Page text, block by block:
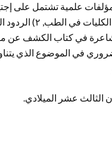
كما يصنف محمد عابد الجابري مؤلفات إبن رشد في سبعة أصناف: ١) مؤلفات علمية
في مجالات مختلفة كالفقه في كتاب بداية المجتهد ونهاية المقتصد و
في كتاب الكشف عن
الضروري في الموضوع الذي
عشر الميلادي.